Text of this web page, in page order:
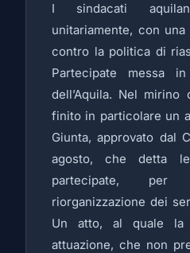
I sindacati
unitariamente, con
contro la politica di
Partecipate messa
dell’Aquila. Nel mirino
finito in particolare un
Giunta, approvato dal
agosto, che detta
partecipate, per
riorganizzazione dei
Un atto, al quale
attuazione, che non